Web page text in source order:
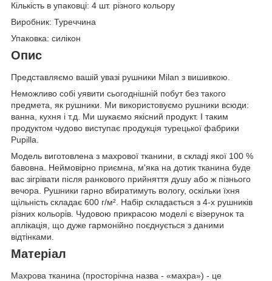
Кількість в упаковці: 4 шт. різного кольору
Виробник: Туреччина
Упаковка: силікон
Опис
Представляємо вашій увазі рушники Milan з вишивкою.
Неможливо собі уявити сьогоднішній побут без такого
предмета, як рушники. Ми використовуємо рушники всюди:
ванна, кухня і т.д. Ми шукаємо якісний продукт. І таким
продуктом чудово виступає продукція турецької фабрики
Pupilla.
Модель виготовлена з махрової тканини, в складі якої 100 %
бавовна. Неймовірно приємна, м'яка на дотик тканина буде
вас зігрівати після ранкового прийняття душу або ж пізнього
вечора. Рушники гарно вбиратимуть вологу, оскільки їхня
щільність складає 600 г/м². Набір складається з 4-х рушників
різних кольорів. Чудовою прикрасою моделі є візерунок та
аплікація, що дуже гармонійно поєднується з даними
відтінками.
Матеріал
Махрова тканина (просторічна назва - «махра») - це